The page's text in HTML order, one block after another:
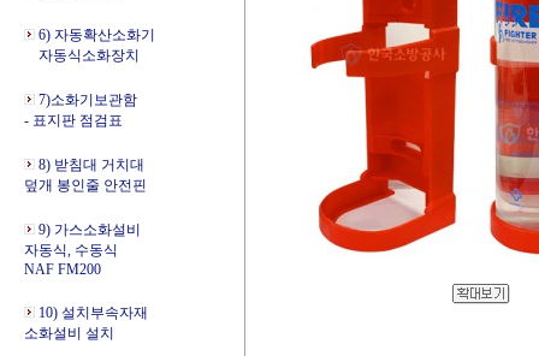
6) 자동확산소화기
자동식소화장치
7)소화기보관함
- 표지판 점검표
8) 받침대 거치대
덮개 봉인줄 안전핀
9) 가스소화설비
자동식, 수동식
NAF FM200
10) 설치부속자재
소화설비 설치